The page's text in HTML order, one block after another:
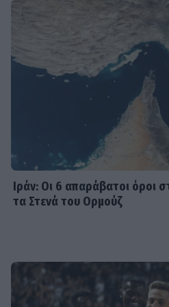
Κωνσταντίνα Μπεκιάρη: Το
διαφορετικό καλοκαίρι με τον
της και το road trip που θα
θυμούνται
22 χρόνια χωρίς τον Δημήτρη
Παπαμιχαήλ – Το αφιέρωμα της
Finos Film στον αξέχαστο
γράφει ο Σάκης Κατσούλης-Η
απίθανη φωτογραφία του γιου
στην παραλία
Ιράν: Οι 6 απαράβατοι όροι
τα Στενά του Ορμούζ